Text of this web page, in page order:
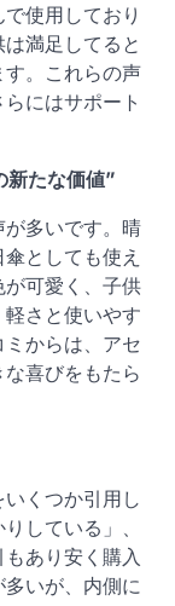
使用しており
満足してると
。これらの声
にはサポート
新たな価値”
が多いです。晴
としても使え
可愛く、子供
さと使いやす
からは、アセ
喜びをもたら
くつか引用し
している」、
あり安く購入
いが、内側に